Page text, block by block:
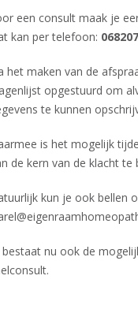
een consult maak je
kan per telefoon:
het maken van de
opgestuurd om
te kunnen
is het mogelijk
de kern van de klacht te
kun je ook bellen
bestaat nu ook de